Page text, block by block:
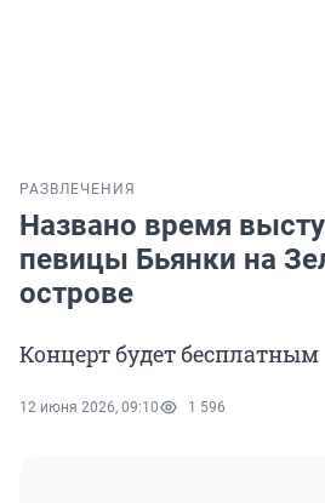
РАЗВЛЕЧЕНИЯ
Названо время
певицы Бьянки на
острове
Концерт будет бесплатным
12 июня 2026, 09:10 1 596